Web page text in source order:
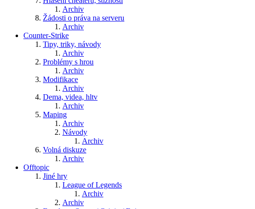
Archiv
Žádosti o práva na serveru
Archiv
Counter-Strike
Tipy, triky, návody
Archiv
Problémy s hrou
Archiv
Modifikace
Archiv
Dema, videa, hltv
Archiv
Maping
Archiv
Návody
Archiv
Volná diskuze
Archiv
Offtopic
Jiné hry
League of Legends
Archiv
Archiv